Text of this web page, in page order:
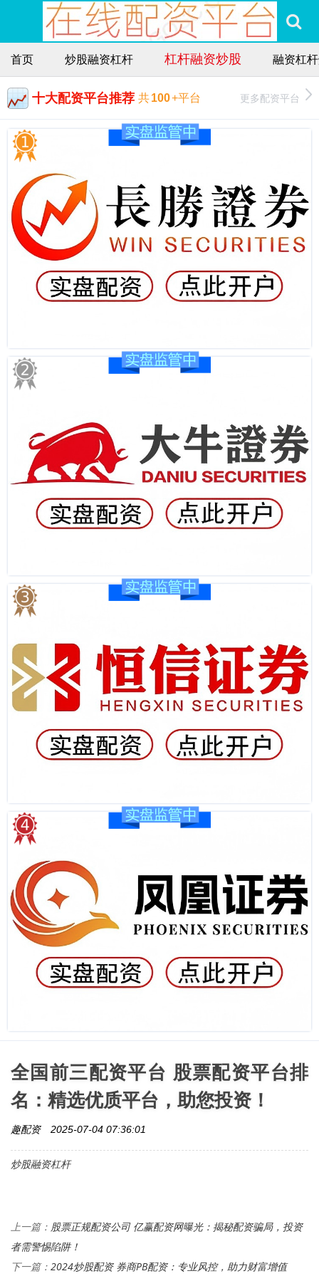
首页 炒股融资杠杆 杠杆融资炒股 融资杠
十大配资平台推荐 共100+平台 更多配资平台
全国前三配资平台 股票配资平台排
名：精选优质平台，助您投资！
趣配资 2025-07-04 07:36:01
炒股融资杠杆
上一篇： 股票正规配资公司 亿赢配资网曝光：揭秘配资骗局，投资
者需警惕陷阱！
下一篇： 2024炒股配资 券商PB配资：专业风控，助力财富增值